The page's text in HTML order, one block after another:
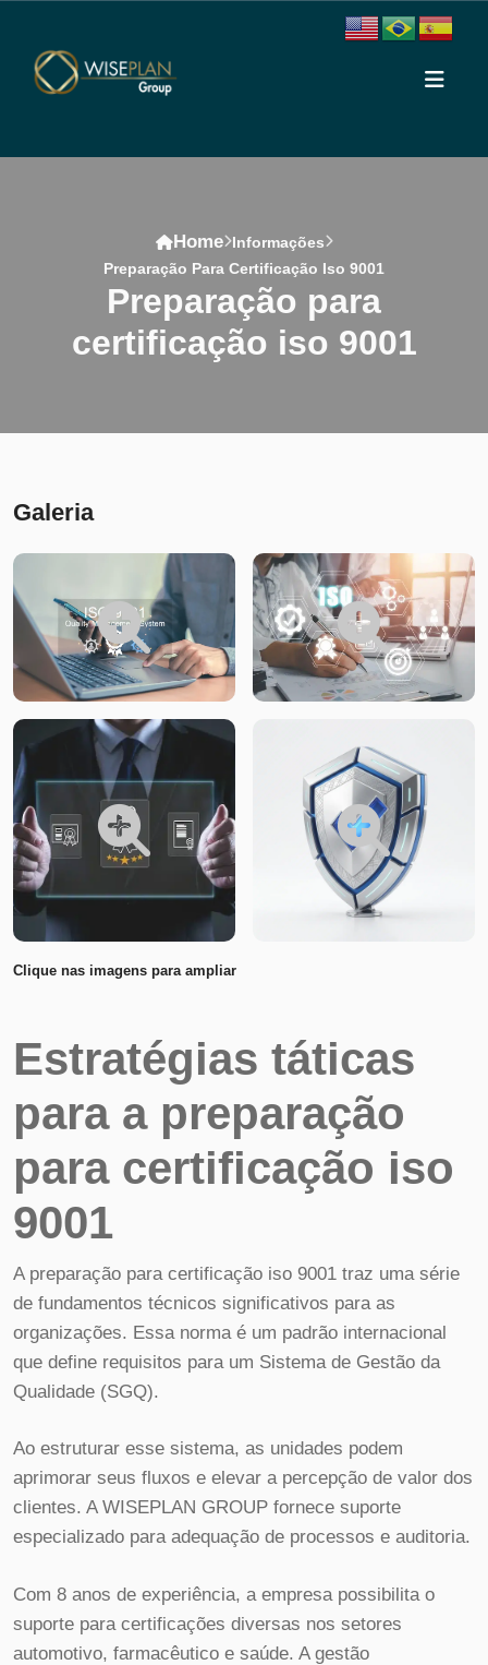
Home Informações
Preparação Para Certificação Iso 9001
preparação para
certificação iso 9001
Galeria
Clique nas imagens para ampliar
Estratégias táticas
para a preparação
para certificação iso
9001
A preparação para certificação iso 9001 traz uma série
de fundamentos técnicos significativos para as
organizações. Essa norma é um padrão internacional
que define requisitos para um Sistema de Gestão da
Qualidade (SGQ).
Ao estruturar esse sistema, as unidades podem
aprimorar seus fluxos e elevar a percepção de valor dos
clientes. A WISEPLAN GROUP fornece suporte
especializado para adequação de processos e auditoria.
Com 8 anos de experiência, a empresa possibilita o
suporte para certificações diversas nos setores
automotivo, farmacêutico e saúde. A gestão